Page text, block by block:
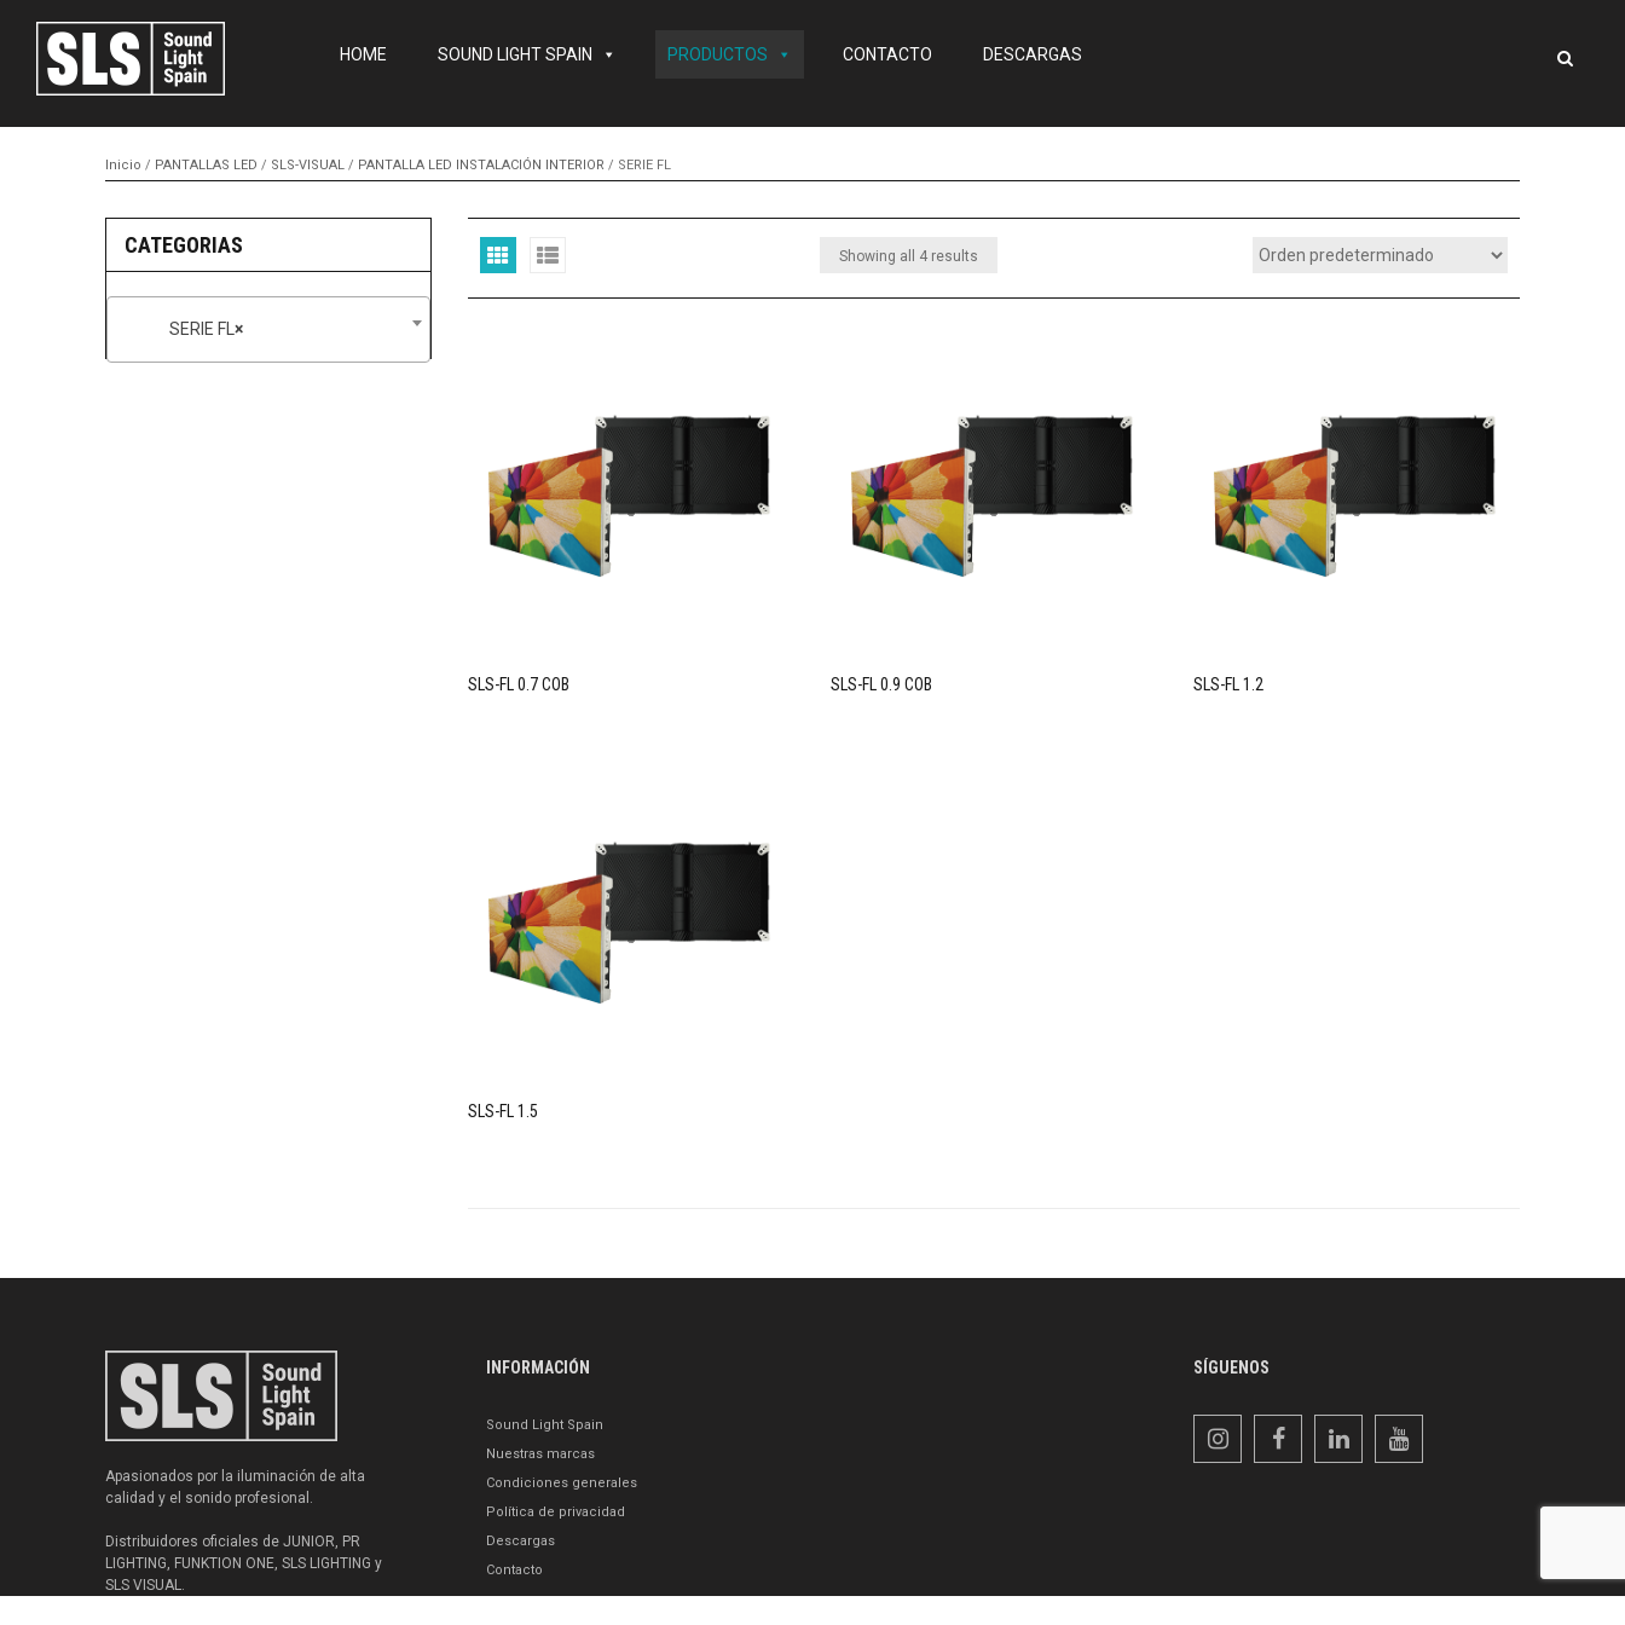
HOME SOUND LIGHT SPAIN PRODUCTOS CONTACTO DESCARGAS
Inicio / PANTALLAS LED / SLS-VISUAL / PANTALLA LED INSTALACIÓN INTERIOR / SERIE FL
CATEGORIAS
×
SERIE FL
Showing all 4 results
SLS-FL 0.7 COB SLS-FL 0.9 COB SLS-FL 1.2
SLS-FL 1.5
Apasionados por la iluminación de alta
calidad y el sonido profesional.
Distribuidores oficiales de JUNIOR, PR
LIGHTING, FUNKTION ONE, SLS LIGHTING y
SLS VISUAL.
INFORMACIÓN
Sound Light Spain
Nuestras marcas
Condiciones generales
Política de privacidad
Descargas
Contacto
SÍGUENOS